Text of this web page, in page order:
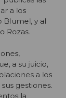
a los
Blumel, y al
Rozas.
a su juicio,
a los
gestiones.
la